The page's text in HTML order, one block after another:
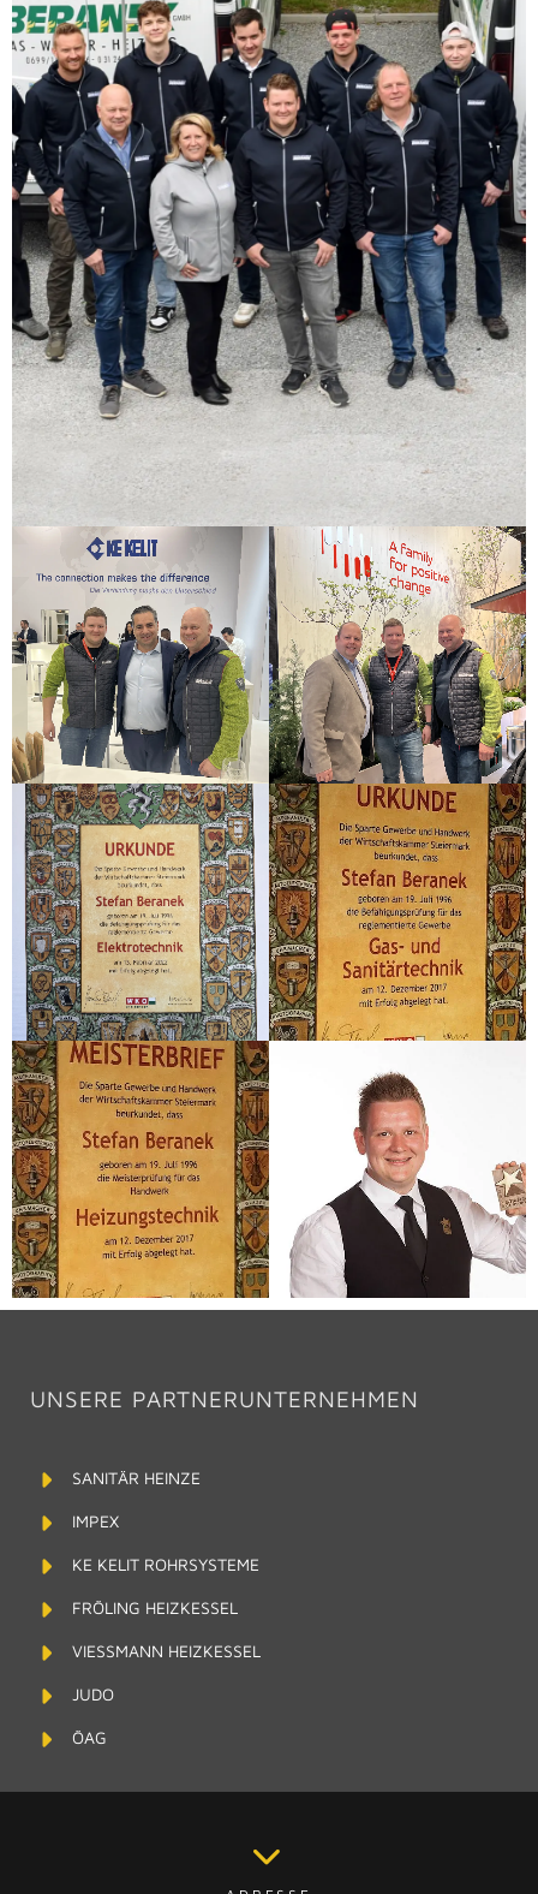
UNSERE PARTNERUNTERNEHMEN
SANITÄR HEINZE
IMPEX
KE KELIT ROHRSYSTEME
FRÖLING HEIZKESSEL
VIESSMANN HEIZKESSEL
JUDO
ÖAG
